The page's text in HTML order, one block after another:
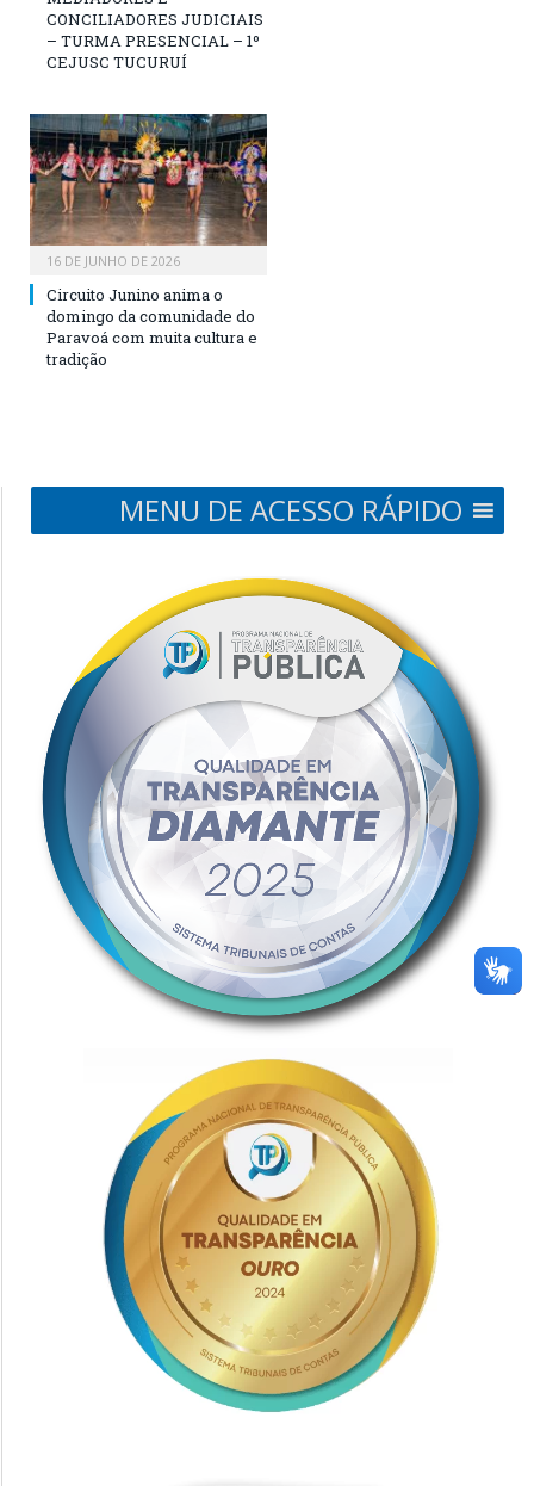
CONCILIADORES JUDICIAIS
– TURMA PRESENCIAL – 1º
CEJUSC TUCURUÍ
16 DE JUNHO DE 2026
Circuito Junino anima o
domingo da comunidade do
Paravoá com muita cultura e
tradição
MENU DE ACESSO RÁPIDO